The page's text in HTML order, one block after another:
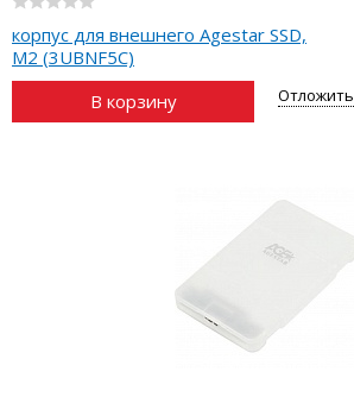
корпус для внешнего Agestar SSD,
M2 (3UBNF5C)
В корзину
Отложить